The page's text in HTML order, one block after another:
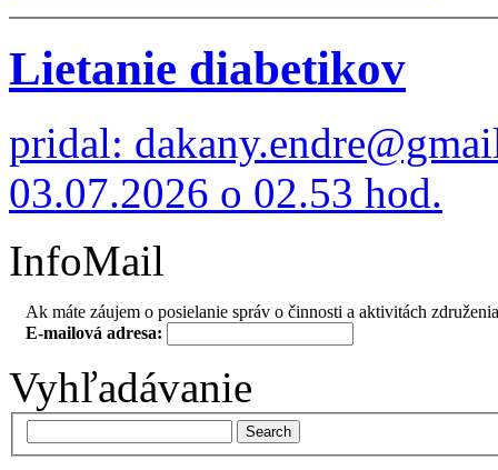
Lietanie diabetikov
pridal:
03.07.2026 o 02.53 hod.
InfoMail
Ak máte záujem o posielanie správ o činnosti a aktivitách
E-mailová adresa:
Vyhľadávanie
Search